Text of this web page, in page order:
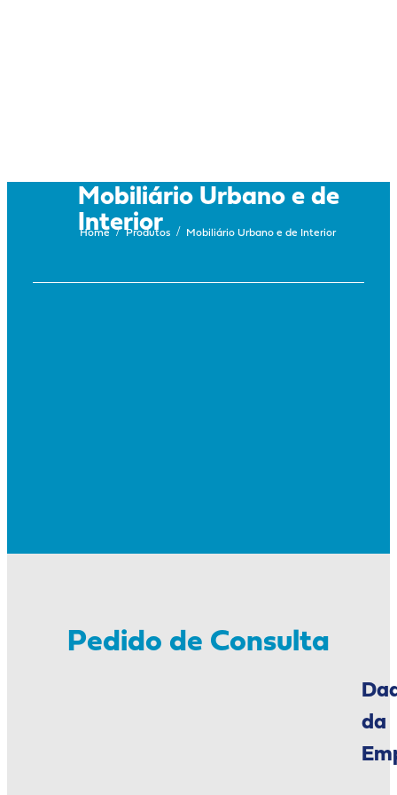
Mobiliário Urbano e de
Interior
Home / Produtos / Mobiliário Urbano e de Interior
Pedido de Consulta
da